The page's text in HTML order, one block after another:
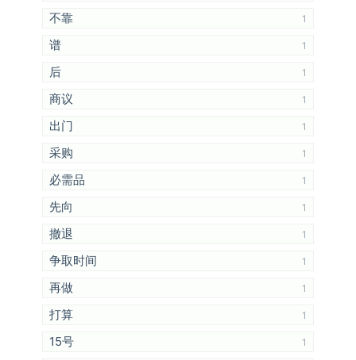
不靠 1
谱 1
后 1
商议 1
出门 1
采购 1
必需品 1
先向 1
撤退 1
争取时间 1
再做 1
打算 1
15号 1